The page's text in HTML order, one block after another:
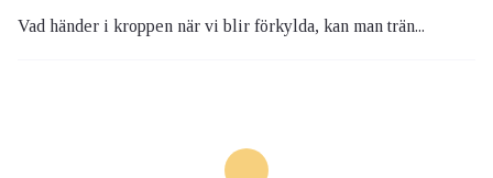
Vad händer i kroppen när vi blir förkylda, kan man trän...